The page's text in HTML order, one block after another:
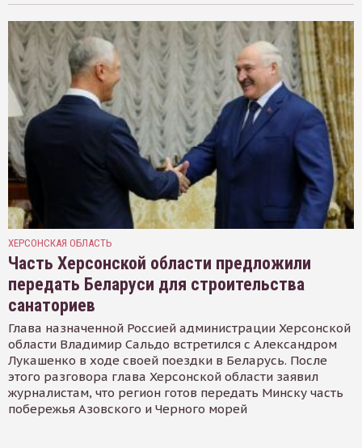
ХЕРСОНСКАЯ ОБЛАСТЬ
Часть Херсонской области предложили
передать Беларуси для строительства
санаториев
Глава назначенной Россией администрации Херсонской
области Владимир Сальдо встретился с Александром
Лукашенко в ходе своей поездки в Беларусь. После
этого разговора глава Херсонской области заявил
журналистам, что регион готов передать Минску часть
побережья Азовского и Черного морей